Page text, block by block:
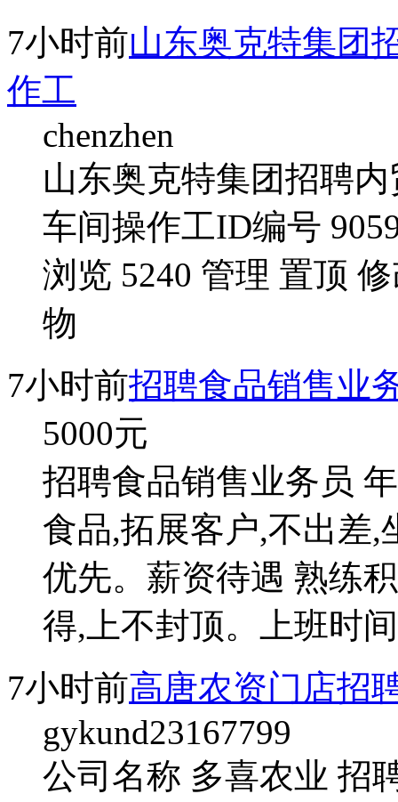
7小时前山东奥克特集团
作工
chenzhen
山东奥克特集团招聘
车间操作工ID编号
浏览 5240 管理 置顶
物
7小时前招聘食品销售业
5000元
招聘食品销售业务员
食品,拓展客户,不出差,
优先。薪资待遇 熟练
得,上不封顶。上班时间
7小时前高唐农资门店招
gykund23167799
公司名称 多喜农业 招